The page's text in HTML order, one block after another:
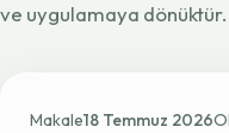
ve uygulamaya dönüktür.
Makale18 Temmuz 2026